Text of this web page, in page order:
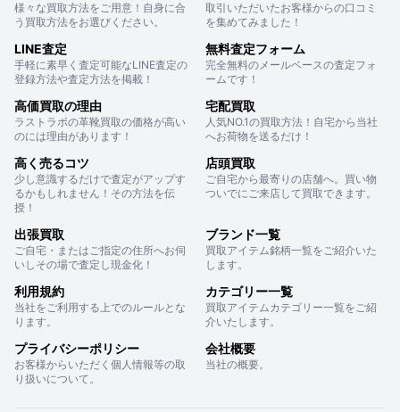
様々な買取方法をご用意！自身に合
う買取方法をお選びください。
取引いただいたお客様からの口コミ
を集めてみました！
LINE査定
手軽に素早く査定可能なLINE査定の
登録方法や査定方法を掲載！
無料査定フォーム
完全無料のメールベースの査定フォ
ームです！
高価買取の理由
ラストラボの革靴買取の価格が高い
のには理由があります！
宅配買取
人気NO.1の買取方法！自宅から当社
へお荷物を送るだけ！
高く売るコツ
少し意識するだけで査定がアップす
るかもしれません！その方法を伝
授！
店頭買取
ご自宅から最寄りの店舗へ。買い物
ついでにご来店して買取できます。
出張買取
ご自宅・またはご指定の住所へお伺
いしその場で査定し現金化！
ブランド一覧
買取アイテム銘柄一覧をご紹介いた
します。
利用規約
当社をご利用する上でのルールとな
ります。
カテゴリー一覧
買取アイテムカテゴリー一覧をご紹
介いたします。
プライバシーポリシー
お客様からいただく個人情報等の取
り扱いについて。
会社概要
当社の概要。